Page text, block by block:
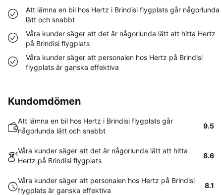
Att lämna en bil hos Hertz i Brindisi flygplats går någorlunda
lätt och snabbt
Våra kunder säger att det är någorlunda lätt att hitta Hertz
på Brindisi flygplats
Våra kunder säger att personalen hos Hertz på Brindisi
flygplats är ganska effektiva
Kundomdömen
Att lämna en bil hos Hertz i Brindisi flygplats går
någorlunda lätt och snabbt
9.5
Våra kunder säger att det är någorlunda lätt att hitta
Hertz på Brindisi flygplats
8.6
Våra kunder säger att personalen hos Hertz på Brindisi
flygplats är ganska effektiva
8.1